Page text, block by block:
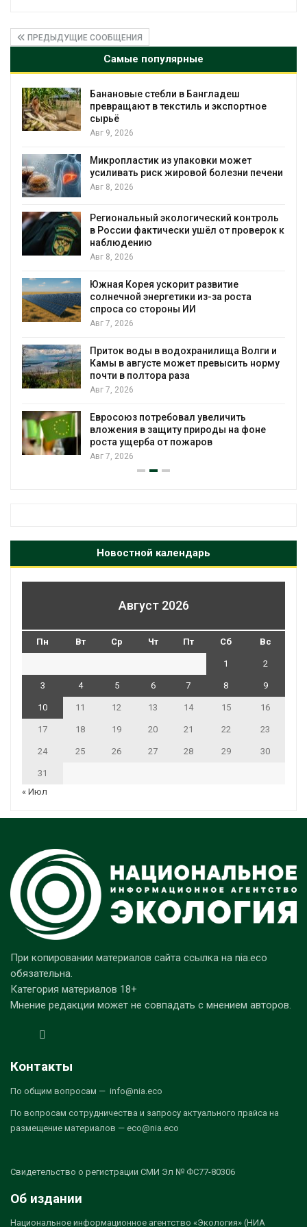
ПРЕДЫДУЩИЕ СООБЩЕНИЯ
Самые популярные
Банановые стебли в Бангладеш
превращают в текстиль и экспортное
сырьё
Авг 9, 2026
Микропластик из упаковки может
усиливать риск жировой болезни печени
Авг 8, 2026
Региональный экологический контроль
в России фактически ушёл от проверок к
наблюдению
Авг 8, 2026
Южная Корея ускорит развитие
солнечной энергетики из-за роста
спроса со стороны ИИ
Авг 7, 2026
Приток воды в водохранилища Волги и
Камы в августе может превысить норму
почти в полтора раза
Авг 7, 2026
Евросоюз потребовал увеличить
вложения в защиту природы на фоне
роста ущерба от пожаров
Авг 7, 2026
Новостной календарь
Август 2026
Пн Вт Ср Чт Пт Сб Вс
1 2
3 4 5 6 7 8 9
10 11 12 13 14 15 16
17 18 19 20 21 22 23
24 25 26 27 28 29 30
31
« Июл
При копировании материалов сайта ссылка на nia.eco
обязательна.
Категория материалов 18+
Мнение редакции может не совпадать с мнением авторов.
Контакты
По общим вопросам — info@nia.eco
По вопросам сотрудничества и запросу актуального прайса на
размещение материалов — eco@nia.eco
Свидетельство о регистрации СМИ Эл № ФС77-80306
Об издании
Национальное информационное агентство «Экология» (НИА